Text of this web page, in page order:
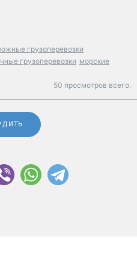
грузоперевозки
грузоперевозки морские
50 просмотров всего.